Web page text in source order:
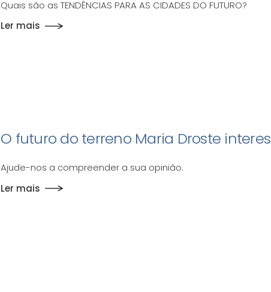
Quais são as TENDÊNCIAS PARA AS CIDADES DO FUTURO?
Ler mais
O futuro do terreno Maria Droste
Ajude-nos a compreender a sua opinião.
Ler mais